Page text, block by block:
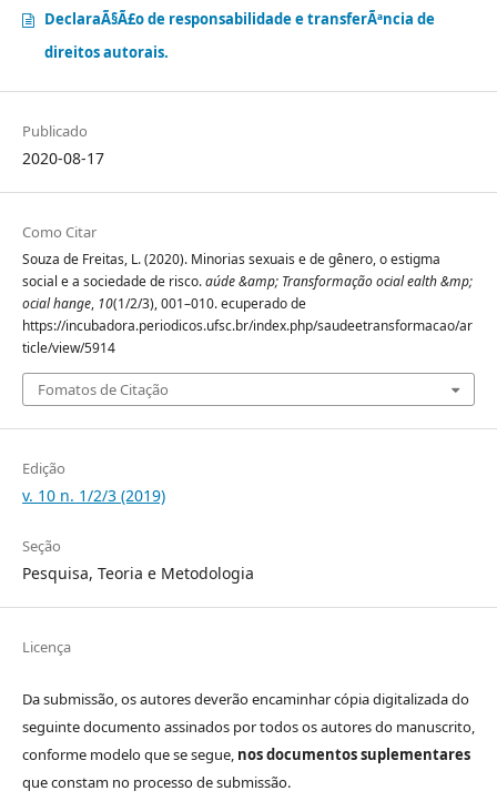
DeclaraÃ§Ã£o de responsabilidade e transferÃªncia de
direitos autorais.
Publicado
2020-08-17
Como Citar
Souza de Freitas, L. (2020). Minorias sexuais e de gênero, o estigma
social e a sociedade de risco.aúde &amp; Transformação ocial ealth &mp;
ocial hange, 10(1/2/3), 001–010. ecuperado de
https://incubadora.periodicos.ufsc.br/index.php/saudeetransformacao/ar
ticle/view/5914
Fomatos de Citação
Edição
v. 10 n. 1/2/3 (2019)
Seção
Pesquisa, Teoria e Metodologia
Licença
Da submissão, os autores deverão encaminhar cópia digitalizada do
seguinte documento assinados por todos os autores do manuscrito,
conforme modelo que se segue, nos documentos suplementares
que constam no processo de submissão.